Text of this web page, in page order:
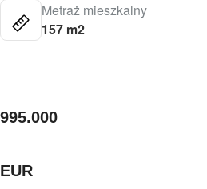
Metraż mieszkalny
157 m2
995.000
EUR